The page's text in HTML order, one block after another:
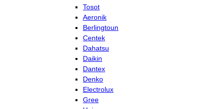
Tosot
Aeronik
Berlingtoun
Centek
Dahatsu
Daikin
Dantex
Denko
Electrolux
Gree